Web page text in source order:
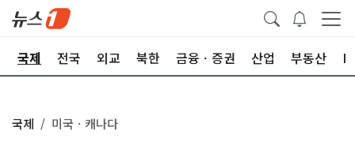
국제 전국 외교 북한 금융ㆍ증권 산업 부동산
국제 미국ㆍ캐나다